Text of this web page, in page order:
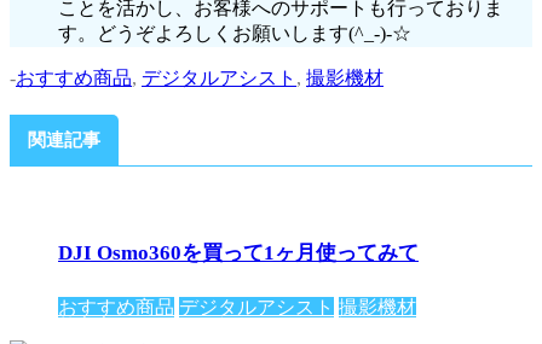
ことを活かし、お客様へのサポートも行っておりま
す。どうぞよろしくお願いします(^_-)-☆
-おすすめ商品, デジタルアシスト , 撮影機材
関連記事
DJI Osmo360を買って1ヶ月使ってみて
おすすめ商品 デジタルアシスト 撮影機材